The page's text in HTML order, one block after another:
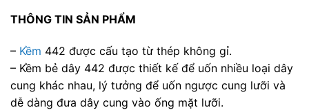
THÔNG TIN SẢN PHẨM
– Kềm 442 được cấu tạo từ thép không gỉ.
– Kềm bẻ dây 442 được thiết kế để uốn nhiều loại dây
cung khác nhau, lý tưởng để uốn ngược cung lưỡi và
dễ dàng đưa dây cung vào ống mặt lưỡi.